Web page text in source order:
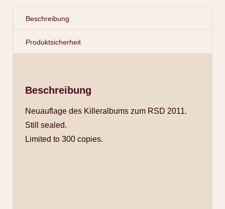
Beschreibung
Produktsicherheit
Beschreibung
Neuauflage des Killeralbums zum RSD 2011.
Still sealed.
Limited to 300 copies.